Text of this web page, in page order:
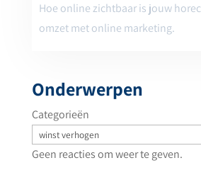
Hoe online zichtbaar is jouw
omzet met online marketing.
Onderwerpen
Categorieën
Geen reacties om weer te geven.